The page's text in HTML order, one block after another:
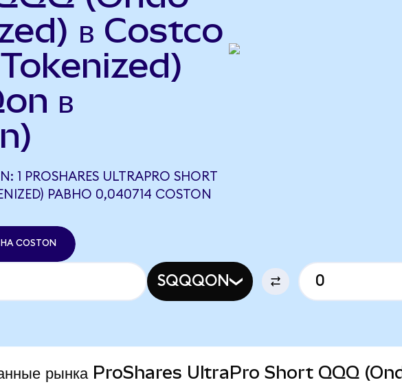
в Costco
в
1 PROSHARES ULTRAPRO SHORT
РАВНО 0,040714 COSTON
COSTON
SQQQON
рынка ProShares UltraPro Short QQQ